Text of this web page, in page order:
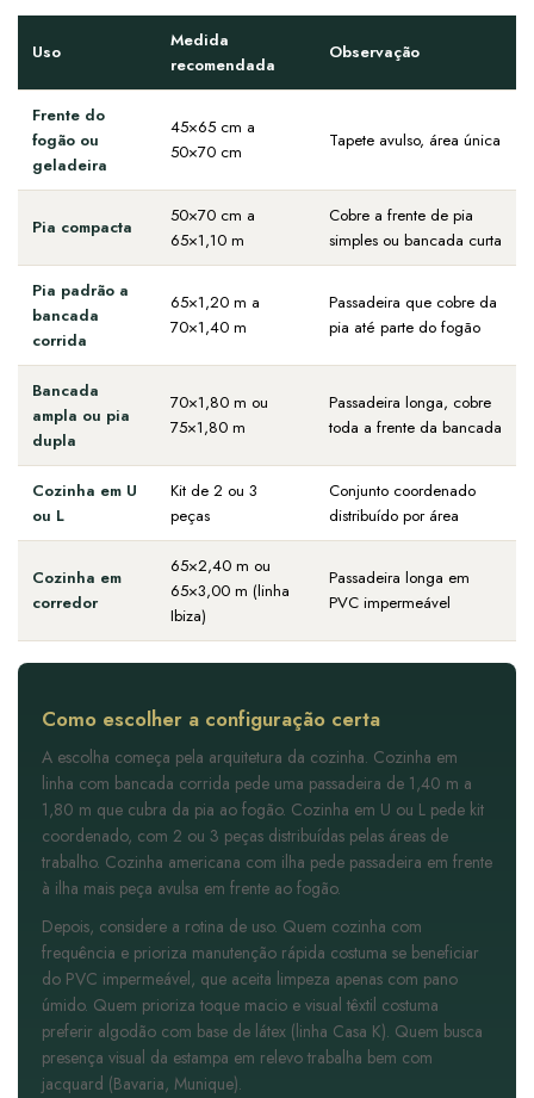
Uso
Medida
recomendada
Observação
Frente do
fogão ou
geladeira
45×65 cm a
50×70 cm
Tapete avulso, área única
Pia compacta
50×70 cm a
65×1,10 m
Cobre a frente de pia
simples ou bancada curta
Pia padrão a
bancada
corrida
65×1,20 m a
70×1,40 m
Passadeira que cobre da
pia até parte do fogão
Bancada
ampla ou pia
dupla
70×1,80 m ou
75×1,80 m
Passadeira longa, cobre
toda a frente da bancada
Cozinha em U
ou L
Kit de 2 ou 3
peças
Conjunto coordenado
distribuído por área
Cozinha em
corredor
65×2,40 m ou
65×3,00 m (linha
Ibiza)
Passadeira longa em
PVC impermeável
Como escolher a configuração certa
A escolha começa pela arquitetura da cozinha. Cozinha em
linha com bancada corrida pede uma passadeira de 1,40 m a
1,80 m que cubra da pia ao fogão. Cozinha em U ou L pede kit
coordenado, com 2 ou 3 peças distribuídas pelas áreas de
trabalho. Cozinha americana com ilha pede passadeira em frente
à ilha mais peça avulsa em frente ao fogão.
Depois, considere a rotina de uso. Quem cozinha com
frequência e prioriza manutenção rápida costuma se beneficiar
do PVC impermeável, que aceita limpeza apenas com pano
úmido. Quem prioriza toque macio e visual têxtil costuma
preferir algodão com base de látex (linha Casa K). Quem busca
presença visual da estampa em relevo trabalha bem com
jacquard (Bavaria, Munique).